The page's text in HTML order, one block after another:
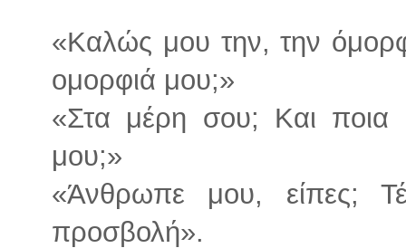
«Καλώς μου την, την
ομορφιά μου;»
«Στα μέρη σου; Και ποια
μου;»
«Άνθρωπε μου, είπες;
προσβολή».